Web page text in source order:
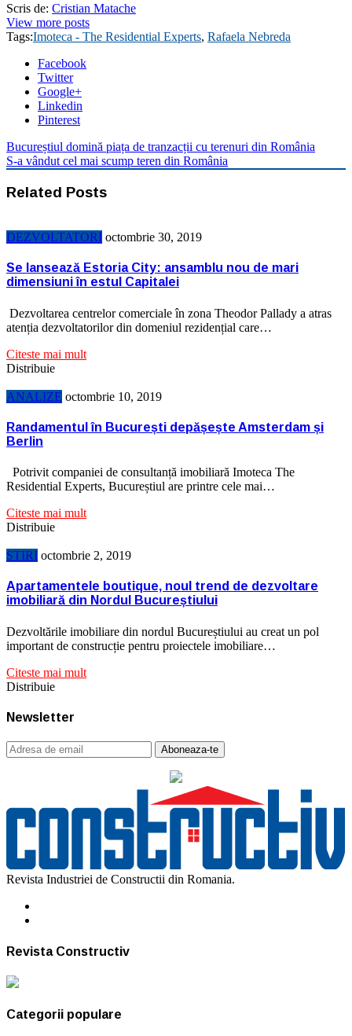
Scris de: Cristian Matache
View more posts
Tags:Imoteca - The Residential Experts, Rafaela Nebreda
Facebook
Twitter
Google+
Linkedin
Pinterest
Bucureștiul domină piața de tranzacții cu terenuri din România
S-a vândut cel mai scump teren din România
Related Posts
DEZVOLTATORI octombrie 30, 2019
Se lansează Estoria City: ansamblu nou de mari
dimensiuni în estul Capitalei
Dezvoltarea centrelor comerciale în zona Theodor Pallady a atras
atenția dezvoltatorilor din domeniul rezidențial care…
Citeste mai mult
Distribuie
ANALIZE octombrie 10, 2019
Randamentul în București depășește Amsterdam și
Berlin
Potrivit companiei de consultanță imobiliară Imoteca The
Residential Experts, Bucureștiul are printre cele mai…
Citeste mai mult
Distribuie
STIRI octombrie 2, 2019
Apartamentele boutique, noul trend de dezvoltare
imobiliară din Nordul Bucureștiului
Dezvoltările imobiliare din nordul Bucureștiului au creat un pol
important de construcție pentru proiectele imobiliare…
Citeste mai mult
Distribuie
Newsletter
Revista Industriei de Constructii din Romania.
Revista Constructiv
Categorii populare